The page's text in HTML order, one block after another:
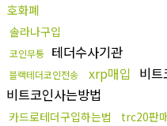
호화폐
솔라나구입
코인무통 테더수사기관
블랙테더코인전송 xrp매입 비트
비트코인사는방법
카드로테더구입하는법 trc20판